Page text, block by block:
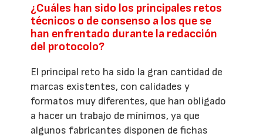
¿Cuáles han sido los principales retos
técnicos o de consenso a los que se
han enfrentado durante la redacción
del protocolo?
El principal reto ha sido la gran cantidad de
marcas existentes, con calidades y
formatos muy diferentes, que han obligado
a hacer un trabajo de mínimos, ya que
algunos fabricantes disponen de fichas